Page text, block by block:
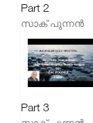
Part 2
സാക് പുന്നൻ
Part 3